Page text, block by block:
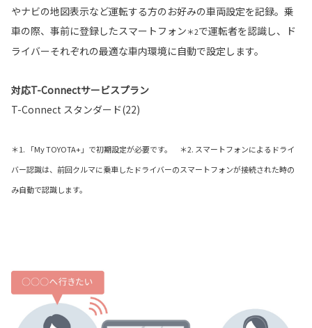
やナビの地図表示など運転する方のお好みの車両設定を記録。乗
車の際、事前に登録したスマートフォン＊2で運転者を認識し、ド
ライバーそれぞれの最適な車内環境に自動で設定します。
対応T-Connectサービスプラン
T-Connect スタンダード(22)
＊1. 「My TOYOTA+」で初期設定が必要です。 ＊2. スマートフォンによるドライ
バー認識は、前回クルマに乗車したドライバーのスマートフォンが接続された時の
み自動で認識します。